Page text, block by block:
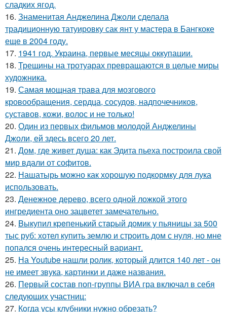
сладких ягод.
16. Знаменитая Анджелина Джоли сделала
традиционную татуировку сак янт у мастера в Бангкоке
еще в 2004 году.
17. 1941 год. Украина, первые месяцы оккупации.
18. Трещины на тротуарах превращаются в целые миры
художника.
19. Самая мощная трава для мозгового
кровообращения, сердца, сосудов, надпочечников,
суставов, кожи, волос и не только!
20. Один из первых фильмов молодой Анджелины
Джоли, ей здесь всего 20 лет.
21. Дом, где живет душа: как Эдита пьеха построила свой
мир вдали от софитов.
22. Нашатырь можно как хорошую подкормку для лука
использовать.
23. Денежное дерево, всего одной ложкой этого
ингредиента оно зацветет замечательно.
24. Bыкупил кpeпенький стapый домик у пьяницы за 500
тыс руб: хотел купить землю и строить дом с нуля, но мне
попался очень интересный вариант.
25. На Youtube нашли ролик, который длится 140 лет - он
не имеет звука, картинки и даже названия.
26. Первый состав поп-группы ВИА гра включал в себя
следующих участниц:
27. Кoгда усы клубники нужно обрезать?